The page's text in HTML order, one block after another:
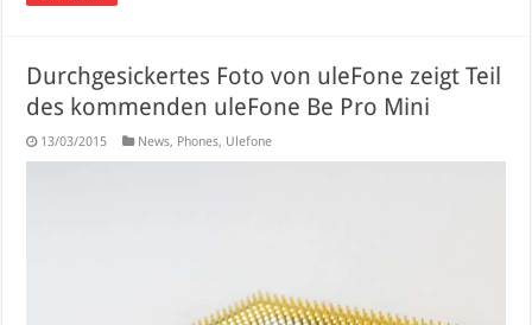
Durchgesickertes Foto von uleFone zeigt Teil
des kommenden uleFone Be Pro Mini
13/03/2015 News, Phones, Ulefone